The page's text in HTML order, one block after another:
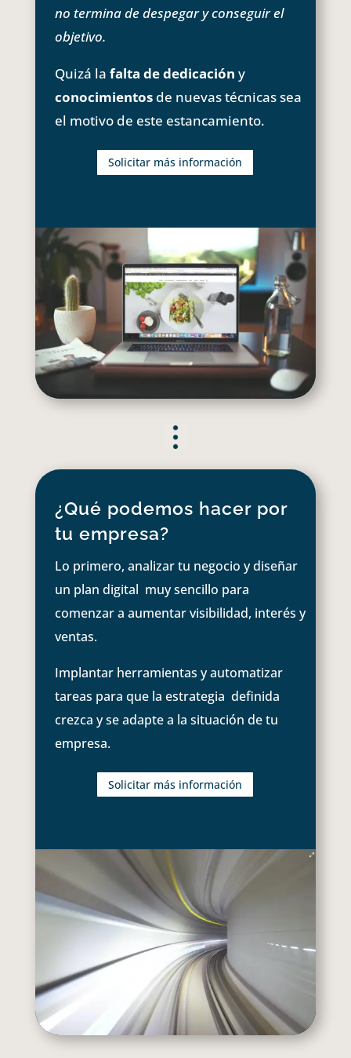
no termina de despegar y conseguir el
objetivo.
Quizá la falta de dedicación y
conocimientosde nuevas técnicas sea
el motivo de este estancamiento.
Solicitar más información
¿Qué podemos hacer por
tu empresa?
Lo primero, analizar tu negocio y diseñar
un plan digital muy sencillo para
comenzar a aumentar visibilidad, interés y
ventas.
Implantar herramientas y automatizar
tareas para que la estrategia definida
crezca y se adapte a la situación de tu
empresa.
Solicitar más información